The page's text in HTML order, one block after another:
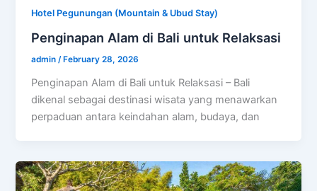
Hotel Pegunungan (Mountain & Ubud Stay)
Penginapan Alam di Bali untuk Relaksasi
admin/ February 28, 2026
Penginapan Alam di Bali untuk Relaksasi – Bali
dikenal sebagai destinasi wisata yang menawarkan
perpaduan antara keindahan alam, budaya, dan